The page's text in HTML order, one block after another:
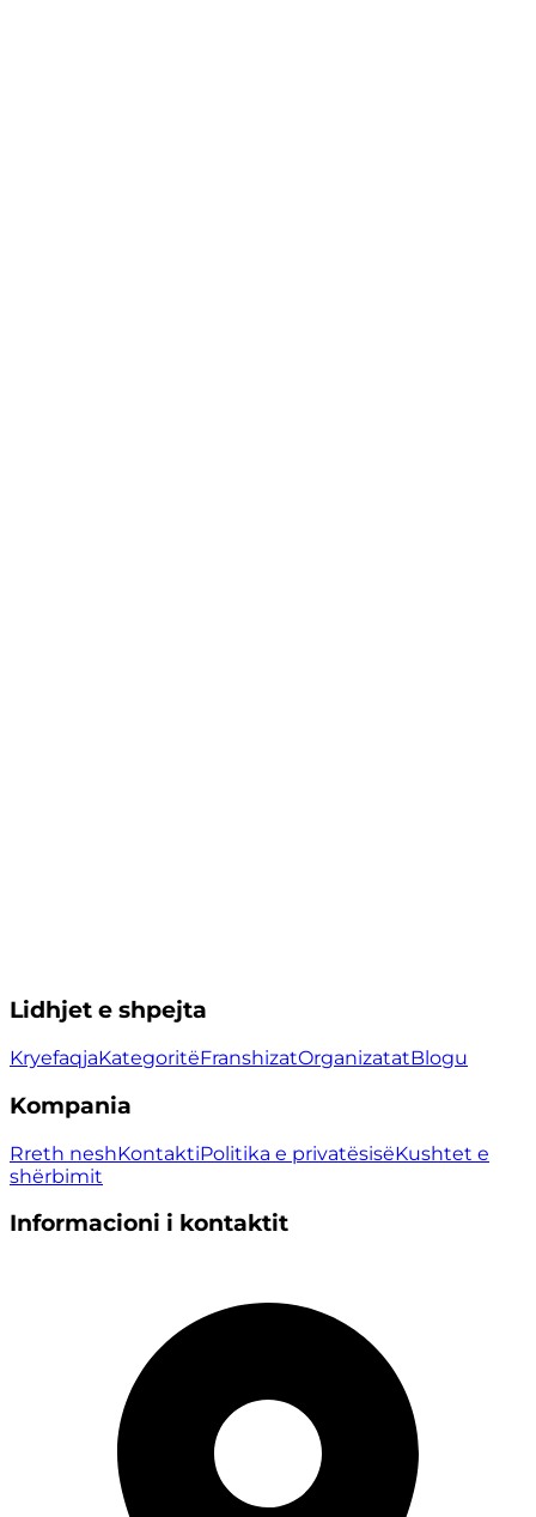
Lidhjet e shpejta
KryefaqjaKategoritëFranshizatOrganizatatBlogu
Kompania
Rreth neshKontaktiPolitika e privatësisëKushtet e
shërbimit
Informacioni i kontaktit